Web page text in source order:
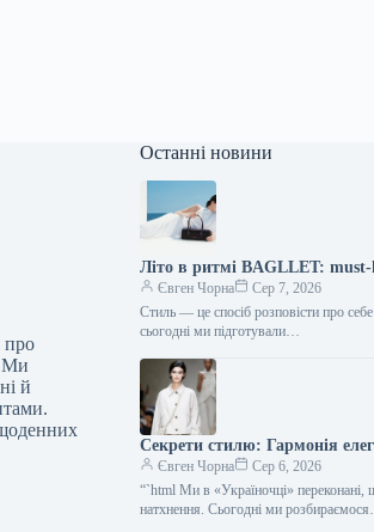
про
Ми
й
Останні новини
Літо в ритмі BAGLLET:
Євген Чорна
Сер 7, 2026
Стиль — це спосіб розповісти про
сьогодні ми підготували…
Секрети стилю: Гармонія
Євген Чорна
Сер 6, 2026
“`html Ми в «Україночці»
натхнення. Сьогодні ми